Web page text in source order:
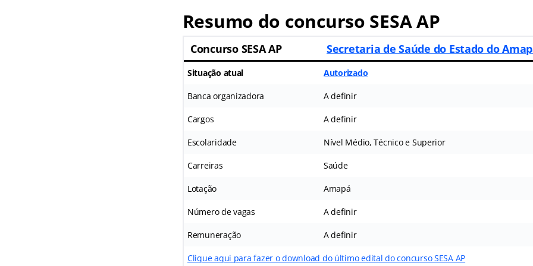
Resumo do concurso SESA AP
Concurso SESA AP Secretaria de Saúde do Estado do
Situação atual Autorizado
Banca organizadora A definir
Cargos A definir
Escolaridade Nível Médio, Técnico e Superior
Carreiras Saúde
Lotação Amapá
Número de vagas A definir
Remuneração A definir
Clique aqui para fazer o download do último edital do concurso SESA AP